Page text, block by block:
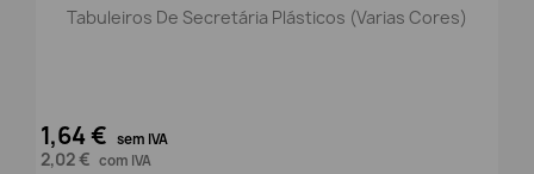
Tabuleiros De Secretária Plásticos (varias Cores)
1,64 € sem IVA
2,02 € com IVA